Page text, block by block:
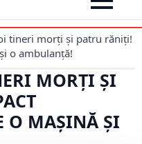
tineri morți și patru răniți!
o ambulanță!
MORȚI ȘI
O MAȘINĂ ȘI